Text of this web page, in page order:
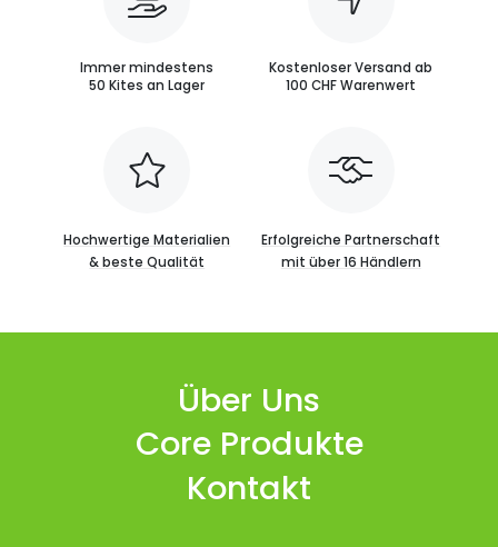
Immer mindestens
50 Kites an Lager
Kostenloser Versand ab
100 CHF Warenwert
Hochwertige Materialien
& beste Qualität
Erfolgreiche Partnerschaft
mit über 16 Händlern
Über Uns
Core Produkte
Kontakt